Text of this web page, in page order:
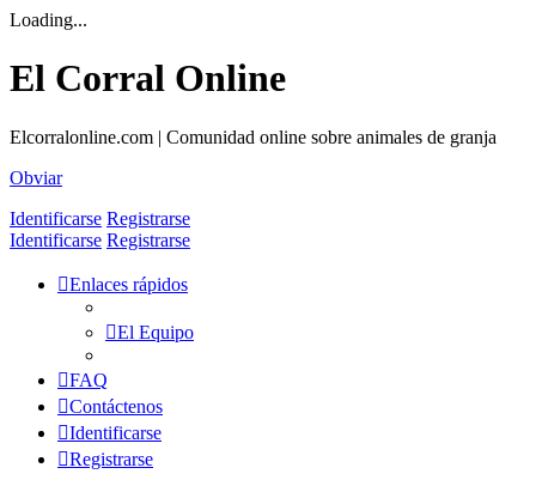
Loading...
El Corral Online
Elcorralonline.com | Comunidad online sobre animales de granja
Obviar
Identificarse Registrarse
Identificarse Registrarse
Enlaces rápidos
El Equipo
FAQ
Contáctenos
Identificarse
Registrarse